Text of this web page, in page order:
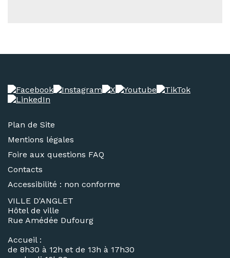
Plan de Site
Mentions légales
Foire aux questions FAQ
Contacts
Accessibilité : non conforme
VILLE D'ANGLET
Hôtel de ville
Rue Amédée Dufourg
Accueil :
de 8h30 à 12h et de 13h à 17h30